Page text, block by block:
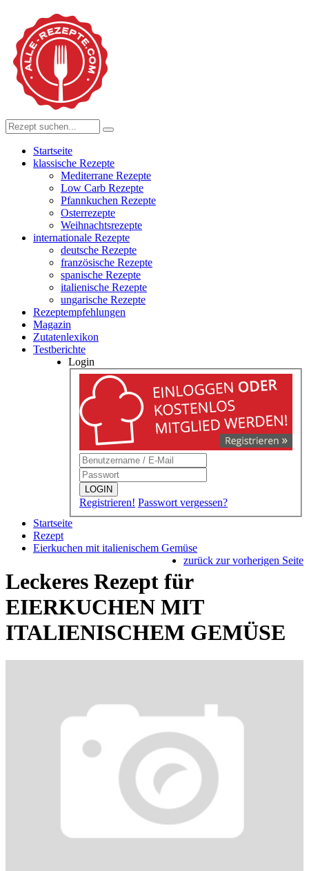
Startseite
klassische Rezepte
Mediterrane Rezepte
Low Carb Rezepte
Pfannkuchen Rezepte
Osterrezepte
Weihnachtsrezepte
internationale Rezepte
deutsche Rezepte
französische Rezepte
spanische Rezepte
italienische Rezepte
ungarische Rezepte
Rezeptempfehlungen
Magazin
Zutatenlexikon
Testberichte
Login
LOGIN
Registrieren! Passwort vergessen?
Startseite
Rezept
Eierkuchen mit italienischem Gemüse
zurück zur vorherigen Seite
Leckeres Rezept für
EIERKUCHEN MIT
ITALIENISCHEM GEMÜSE